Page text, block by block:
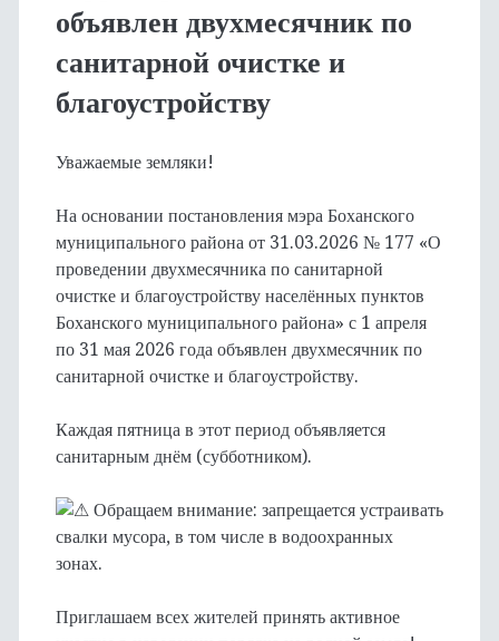
объявлен двухмесячник по
санитарной очистке и
благоустройству
Уважаемые земляки!
На основании постановления мэра Боханского
муниципального района от 31.03.2026 № 177 «О
проведении двухмесячника по санитарной
очистке и благоустройству населённых пунктов
Боханского муниципального района» с 1 апреля
по 31 мая 2026 года объявлен двухмесячник по
санитарной очистке и благоустройству.
Каждая пятница в этот период объявляется
санитарным днём (субботником).
Обращаем внимание: запрещается устраивать
свалки мусора, в том числе в водоохранных
зонах.
Приглашаем всех жителей принять активное